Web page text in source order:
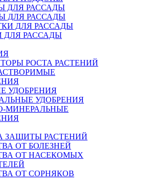
ДЛЯ РАССАДЫ
ДЛЯ РАССАДЫ
ДЛЯ РАССАДЫ
ДЛЯ РАССАДЫ
РОСТА РАСТЕНИЙ
УДОБРЕНИЯ
УДОБРЕНИЯ
МИНЕРАЛЬНЫЕ
ЗАЩИТЫ РАСТЕНИЙ
ОТ БОЛЕЗНЕЙ
ОТ НАСЕКОМЫХ
ОТ СОРНЯКОВ